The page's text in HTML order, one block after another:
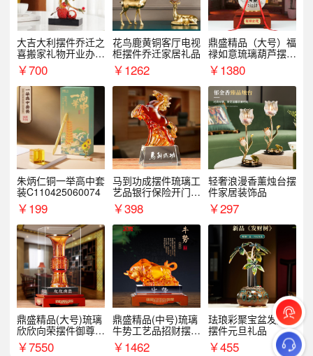
大吉大利摆件乔迁之
喜搬家礼物开业办公
室家居客厅玄关酒柜
装饰品
￥700
花鸟鹿黄铜客厅电视
柜摆件乔迁家居礼品
￥1262
鼎盛精品（大号）福
禄如意琉璃葫芦摆件
招财家居客厅乔迁新
居礼品
￥1380
朱炳仁铜一举高中套
装C110425060074
￥199
马到功成摆件琉璃工
艺品银行保险开门红
周年庆典伴手礼表彰
礼品
￥398
轻奢浪漫香薰烛台摆
件家居装饰品
￥297
鼎盛精品(大号)琉璃
欣欣向荣摆件御尊开
业乔迁商务往来纪念
品
￥7550
鼎盛精品(中号)琉璃
牛势工艺品招财摆件
银行企业商务上市礼
品
￥1462
珐琅彩聚宝盆发财树
摆件元旦礼品
￥455